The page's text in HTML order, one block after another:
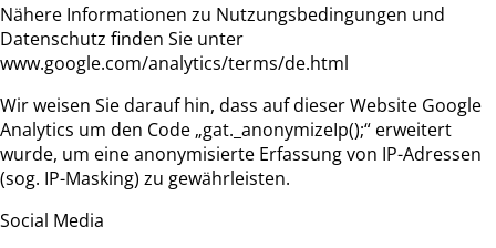
Nähere Informationen zu Nutzungsbedingungen und
Datenschutz finden Sie unter
www.google.com/analytics/terms/de.html
Wir weisen Sie darauf hin, dass auf dieser Website Google
Analytics um den Code „gat._anonymizeIp();“ erweitert
wurde, um eine anonymisierte Erfassung von IP-Adressen
(sog. IP-Masking) zu gewährleisten.
Social Media